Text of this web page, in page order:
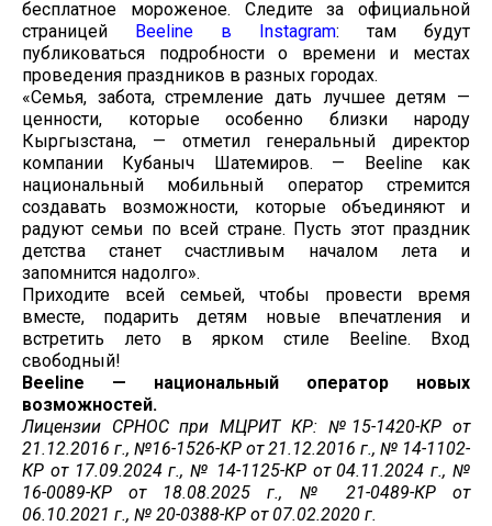
бесплатное мороженое. Следите за официальной
страницей Beeline в Instagram: там будут
публиковаться подробности о времени и местах
проведения праздников в разных городах.
«Семья, забота, стремление дать лучшее детям —
ценности, которые особенно близки народу
Кыргызстана, — отметил генеральный директор
компании Кубаныч Шатемиров. — Beeline как
национальный мобильный оператор стремится
создавать возможности, которые объединяют и
радуют семьи по всей стране. Пусть этот праздник
детства станет счастливым началом лета и
запомнится надолго».
Приходите всей семьей, чтобы провести время
вместе, подарить детям новые впечатления и
встретить лето в ярком стиле Beeline. Вход
свободный!
Beeline — национальный оператор новых
возможностей.
Лицензии СРНОС при МЦРИТ КР: №15-1420-КР от
21.12.2016 г., №16-1526-КР от 21.12.2016 г., № 14-1102-
КР от 17.09.2024 г., № 14-1125-КР от 04.11.2024 г., №
16-0089-КР от 18.08.2025 г., № 21-0489-КР от
06.10.2021 г., № 20-0388-КР от 07.02.2020 г.